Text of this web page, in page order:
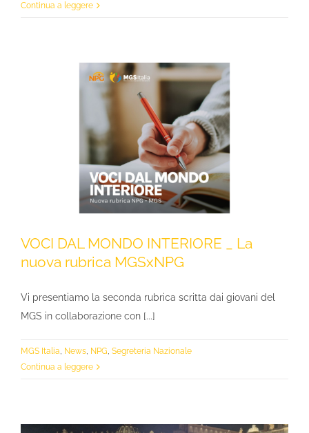
Continua a leggere
VOCI DAL MONDO INTERIORE _ La
nuova rubrica MGSxNPG
Vi presentiamo la seconda rubrica scritta dai giovani del
MGS in collaborazione con [...]
MGS Italia News NPG Segreteria Nazionale
Continua a leggere